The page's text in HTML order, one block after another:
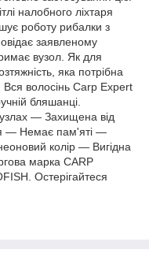
налобного ліхтаря
роботу рибалки з
заявленому
вузол. Як для
яка потрібна
Вся волосінь Carp Expert
бляшанці.
— Захищена від
— Немає пам'яті —
колір — Вигідна
марка CARP
Остерігайтеся